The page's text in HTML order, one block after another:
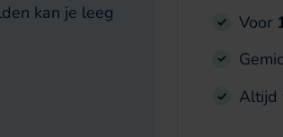
kan je leeg
Voor
Altijd